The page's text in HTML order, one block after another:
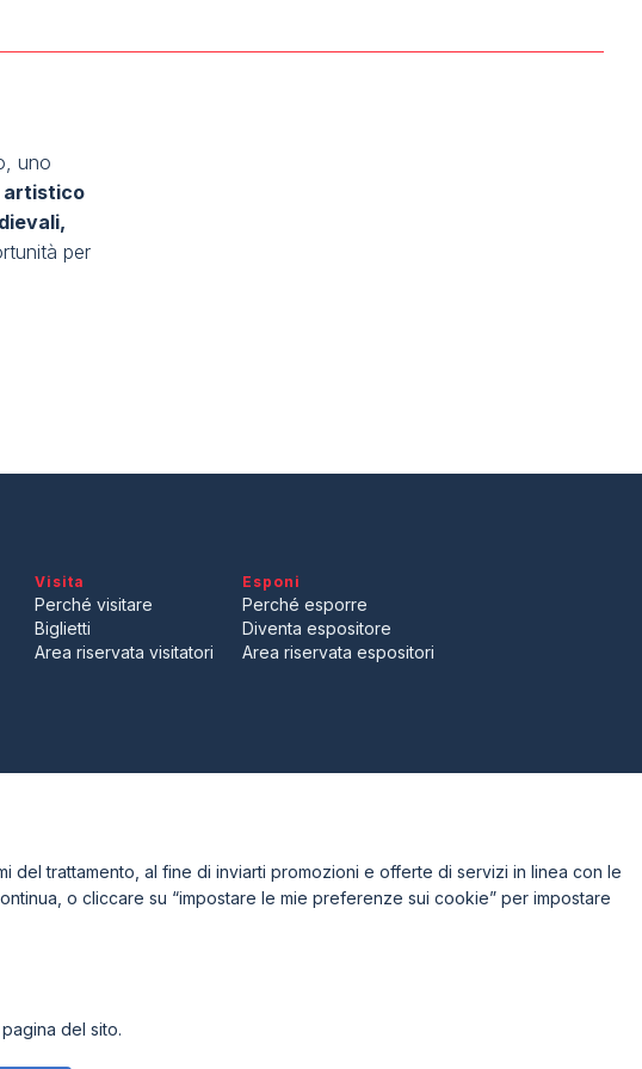
TTG Travel Experience?
uno
artistico
per
trattamento, al fine di inviarti promozioni e offerte di servizi in linea con le
o cliccare su “impostare le mie preferenze sui cookie” per impostare
del sito.
Visita
Perché visitare
Biglietti
Area riservata visitatori
Esponi
Perché esporre
Diventa espositore
Area riservata espositori